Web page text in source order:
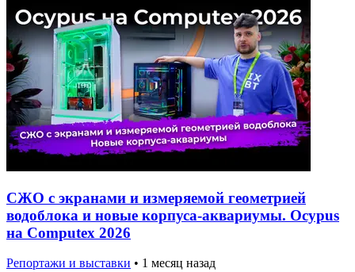
СЖО с экранами и измеряемой геометрией
водоблока и новые корпуса-аквариумы. Ocypus
на Computex 2026
Репортажи и выставки • 1 месяц назад